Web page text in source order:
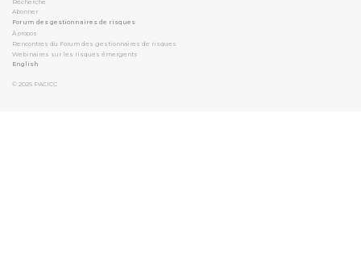
Recherche
Abonner
Forum des gestionnaires de risques
À propos
Rencontres du Forum des gestionnaires de risques
Webinaires sur les risques émergents
English
© 2026 PACICC